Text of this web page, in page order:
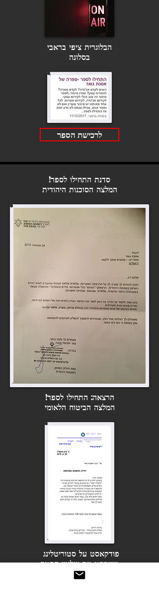
הבלוגרית ציפי בראבי
בסלונה
לרכישת הספר
סדנת התחילו לספר!
המלצה הסוכנות היהודית
הרצאה: התחילו לספר!
המלצה הביטוח הלאומי
פודקאסט על סטוריטלינג
מיינדסט עם שלומי חסטר